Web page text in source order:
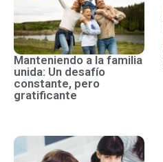
Manteniendo a la familia
unida: Un desafío
constante, pero
gratificante